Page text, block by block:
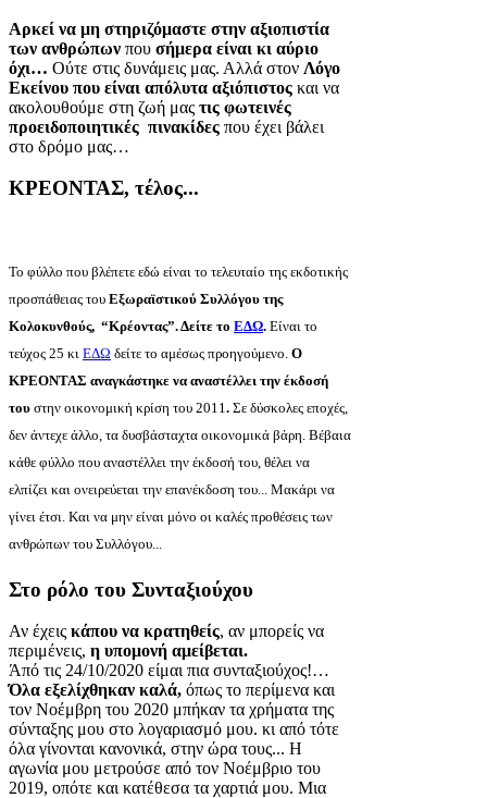
Αρκεί να μη στηριζόμαστε στην αξιοπιστία
των ανθρώπων που σήμερα είναι κι αύριο
όχι… Ούτε στις δυνάμεις μας. Αλλά στον Λόγο
Εκείνου που είναι απόλυτα αξιόπιστος και να
ακολουθούμε στη ζωή μας τις φωτεινές
προειδοποιητικές πινακίδες που έχει βάλει
στο δρόμο μας…
ΚΡΕΟΝΤΑΣ, τέλος...
Το φύλλο που βλέπετε εδώ είναι το τελευταίο της εκδοτικής
προσπάθειας του Εξωραϊστικού Συλλόγου της
Κολοκυνθούς, “Κρέοντας”. Δείτε το ΕΔΩ. Είναι το
τεύχος 25 κι ΕΔΩ δείτε το αμέσως προηγούμενο. Ο
ΚΡΕΟΝΤΑΣ αναγκάστηκε να αναστέλλει την έκδοσή
του στην οικονομική κρίση του 2011. Σε δύσκολες εποχές,
δεν άντεχε άλλο, τα δυσβάσταχτα οικονομικά βάρη. Βέβαια
κάθε φύλλο που αναστέλλει την έκδοσή του, θέλει να
ελπίζει και ονειρεύεται την επανέκδοση του... Μακάρι να
γίνει έτσι. Και να μην είναι μόνο οι καλές προθέσεις των
ανθρώπων του Συλλόγου...
Στο ρόλο του Συνταξιούχου
Αν έχεις κάπου να κρατηθείς, αν μπορείς να
περιμένεις, η υπομονή αμείβεται.
Άπό τις 24/10/2020 είμαι πια συνταξιούχος!…
Όλα εξελίχθηκαν καλά, όπως το περίμενα και
τον Νοέμβρη του 2020 μπήκαν τα χρήματα της
σύνταξης μου στο λογαριασμό μου. κι από τότε
όλα γίνονται κανονικά, στην ώρα τους... Η
αγωνία μου μετρούσε από τον Νοέμβριο του
2019, οπότε και κατέθεσα τα χαρτιά μου. Μια